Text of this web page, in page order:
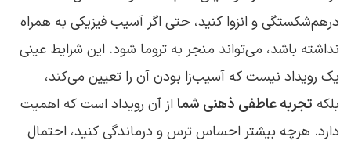
درهم‌شکستگی و انزوا کنید، حتی اگر آسیب فیزیکی به همراه
نداشته باشد، می‌تواند منجر به تروما شود. این شرایط عینی
یک رویداد نیست که آسیب‌زا بودن آن را تعیین می‌کند،
بلکه تجربه عاطفی ذهنی شما از آن رویداد است که اهمیت
دارد. هرچه بیشتر احساس ترس و درماندگی کنید، احتمال